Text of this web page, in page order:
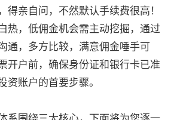
得亲自问，不然默认手续费很高！
热，低佣金机会需主动挖掘，通过
通，多方比较，满意佣金唾手可
开户前，确保身份证和银行卡已准
资账户的首要步骤。